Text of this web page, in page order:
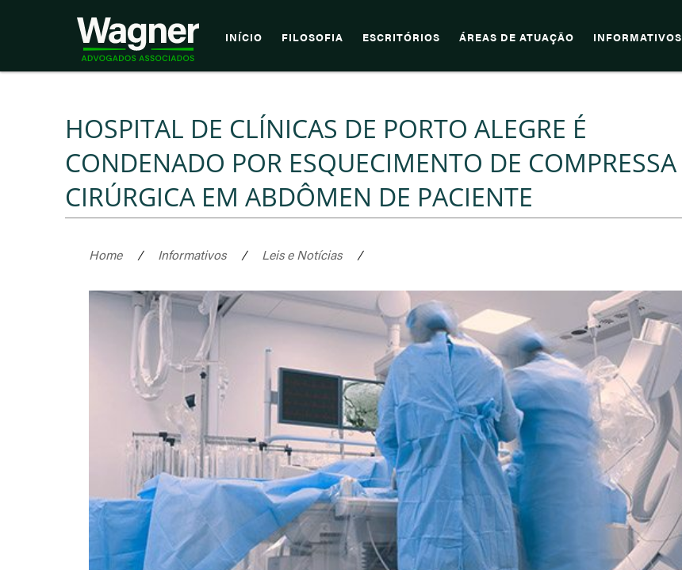
INÍCIO FILOSOFIA ESCRITÓRIOS ÁREAS DE ATUAÇÃO INFORMATIVOS
HOSPITAL DE CLÍNICAS DE PORTO ALEGRE É
CONDENADO POR ESQUECIMENTO DE COMPRESSA
CIRÚRGICA EM ABDÔMEN DE PACIENTE
Home / Informativos / Leis e Notícias /